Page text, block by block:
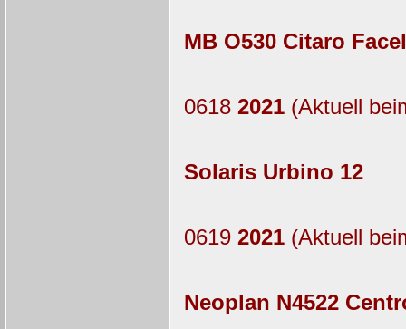
MB O530 Citaro
0618 2021(Aktuell
Solaris Urbino 12
0619 2021(Aktuell
Neoplan N4522